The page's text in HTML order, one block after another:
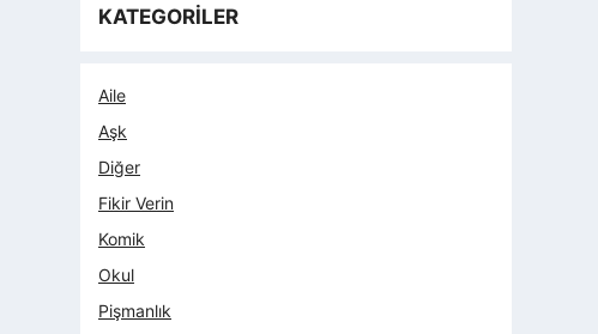
KATEGORİLER
Aile
Aşk
Diğer
Fikir Verin
Komik
Okul
Pişmanlık